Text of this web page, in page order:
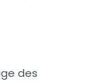
des